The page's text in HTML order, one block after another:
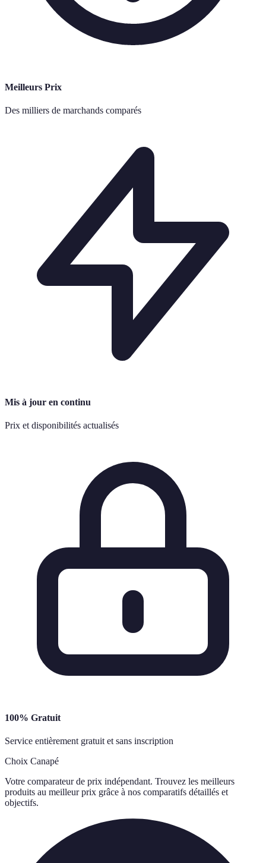
Meilleurs Prix
Des milliers de marchands comparés
Mis à jour en continu
Prix et disponibilités actualisés
100% Gratuit
Service entièrement gratuit et sans inscription
Choix Canapé
Votre comparateur de prix indépendant. Trouvez les meilleurs
produits au meilleur prix grâce à nos comparatifs détaillés et
objectifs.